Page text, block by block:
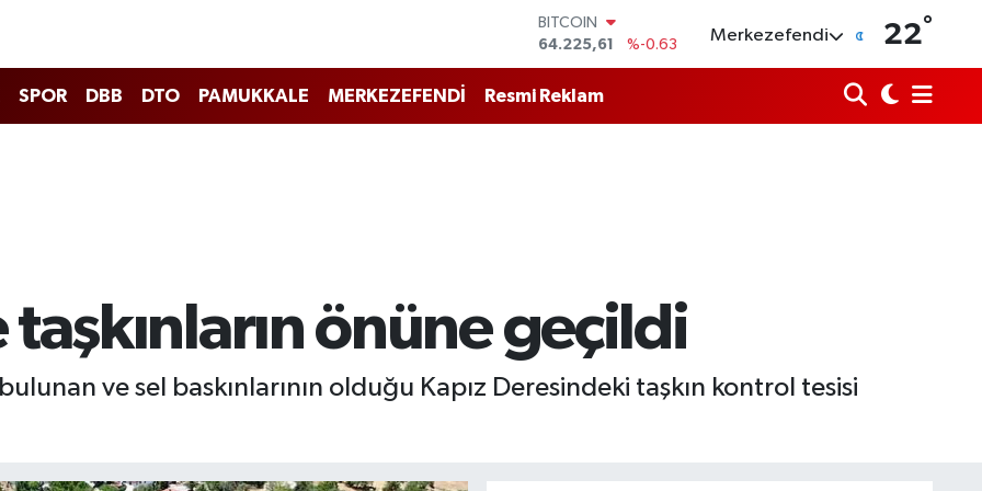
BITCOIN
64.225,61
%-0.63
DOLAR
47,6704
Merkezefendi 22°
SPOR DBB DTO PAMUKKALE MERKEZEFENDİ Resmi Reklam
taşkınların önüne geçildi
ve sel baskınlarının olduğu Kapız Deresindeki taşkın kontrol tesisi